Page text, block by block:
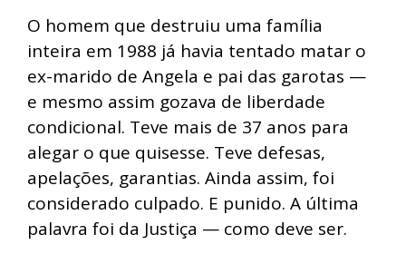
O homem que destruiu uma família
inteira em 1988 já havia tentado matar o
ex-marido de Angela e pai das garotas —
e mesmo assim gozava de liberdade
condicional. Teve mais de 37 anos para
alegar o que quisesse. Teve defesas,
apelações, garantias. Ainda assim, foi
considerado culpado. E punido. A última
palavra foi da Justiça — como deve ser.